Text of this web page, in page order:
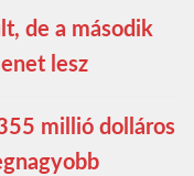
de a második
lesz
millió dolláros